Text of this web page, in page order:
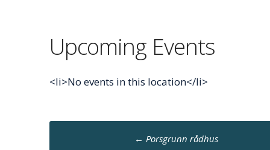
Upcoming Events
<li>No events in this location</li>
← Porsgrunn rådhus